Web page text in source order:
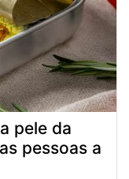
pele da
pessoas a